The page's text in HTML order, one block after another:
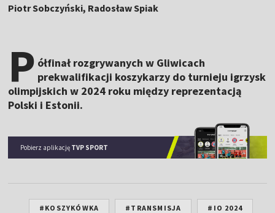
Piotr Sobczyński, Radosław Spiak
P ółfinał rozgrywanych w Gliwicach
prekwalifikacji koszykarzy do turnieju igrzysk
olimpijskich w 2024 roku między reprezentacją
Polski i Estonii.
Pobierz aplikację TVP SPORT
#KOSZYKÓWKA #TRANSMISJA #IO 2024